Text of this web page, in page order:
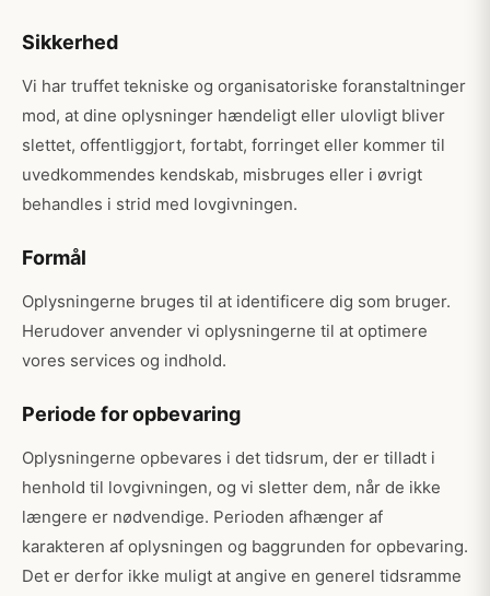
Sikkerhed
Vi har truffet tekniske og organisatoriske foranstaltninger
mod, at dine oplysninger hændeligt eller ulovligt bliver
slettet, offentliggjort, fortabt, forringet eller kommer til
uvedkommendes kendskab, misbruges eller i øvrigt
behandles i strid med lovgivningen.
Formål
Oplysningerne bruges til at identificere dig som bruger.
Herudover anvender vi oplysningerne til at optimere
vores services og indhold.
Periode for opbevaring
Oplysningerne opbevares i det tidsrum, der er tilladt i
henhold til lovgivningen, og vi sletter dem, når de ikke
længere er nødvendige. Perioden afhænger af
karakteren af oplysningen og baggrunden for opbevaring.
Det er derfor ikke muligt at angive en generel tidsramme